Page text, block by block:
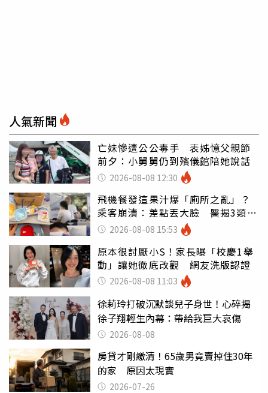
人氣新聞
亡妹慘遭公公毒手 表姊憶父親節
前夕：小舅舅仍到殯儀館陪她說話
2026-08-08 12:30
飛機餐發這果汁爆「廁所之亂」？
乘客崩潰：差點丟大臉 醫揭3類人
別亂喝
2026-08-08 15:53
原本很討厭小S！家長曝「校慶1舉
動」讓她徹底改觀 網友洗版認證
2026-08-08 11:03
徐莉玲打破沉默談兒子身世！心碎揭
徐子翔輕生內幕：帶給我巨大哀傷
2026-08-08
房貸才剛繳清！65歲男竟賣掉住30年
的家 原因太現實
2026-07-26